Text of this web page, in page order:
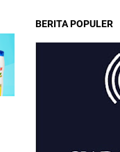
BERITA POPULER